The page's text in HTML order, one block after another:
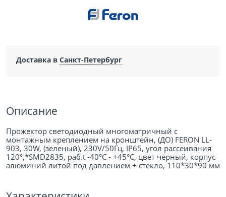
Доставка в Санкт-Петербург
Описание
Прожектор светодиодный многоматричный с
монтажным креплением на кронштейн, (ДО) FERON LL-
903, 30W, (зеленый), 230V/50Гц, IP65, угол рассеивания
120°,*SMD2835, раб.t -40°C - +45°C, цвет чёрный, корпус
алюминий литой под давлением + стекло, 110*30*90 мм